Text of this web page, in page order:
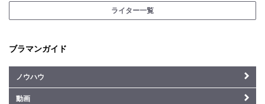
ライター一覧
ブラマンガイド
ノウハウ
動画